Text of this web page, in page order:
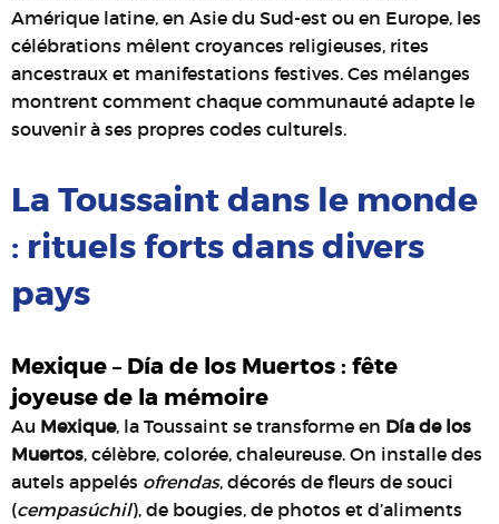
Amérique latine, en Asie du Sud-est ou en Europe, les
célébrations mêlent croyances religieuses, rites
ancestraux et manifestations festives. Ces mélanges
montrent comment chaque communauté adapte le
souvenir à ses propres codes culturels.
La Toussaint dans le monde
: rituels forts dans divers
pays
Mexique – Día de los Muertos : fête
joyeuse de la mémoire
Au Mexique, la Toussaint se transforme en Día de los
Muertos, célèbre, colorée, chaleureuse. On installe des
autels appelés ofrendas, décorés de fleurs de souci
(cempasúchil), de bougies, de photos et d’aliments